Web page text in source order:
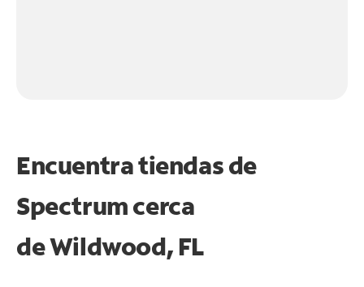
Encuentra tiendas de
Spectrum cerca
deWildwood, FL